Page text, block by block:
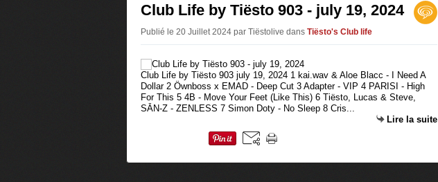
Club Life by Tiësto 903 - july 19, 2024
Publié le 20 Juillet 2024 par Tiëstolive dans Tiësto's Club life
Club Life by Tiësto 903 july 19, 2024 1 kai.wav & Aloe Blacc - I Need A
Dollar 2 Öwnboss x EMAD - Deep Cut 3 Adapter - VIP 4 PARISI - High
For This 5 4B - Move Your Feet (Like This) 6 Tiësto, Lucas & Steve,
SĀN-Z - ZENLESS 7 Simon Doty - No Sleep 8 Cris...
Lire la suite